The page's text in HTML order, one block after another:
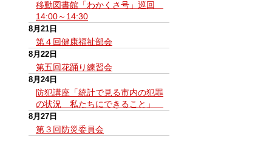
移動図書館「わかくさ号」巡回
14:00～14:30
8月21日
第４回健康福祉部会
8月22日
第五回花踊り練習会
8月24日
防犯講座「統計で見る市内の犯罪
の状況 私たちにできること」
8月27日
第３回防災委員会